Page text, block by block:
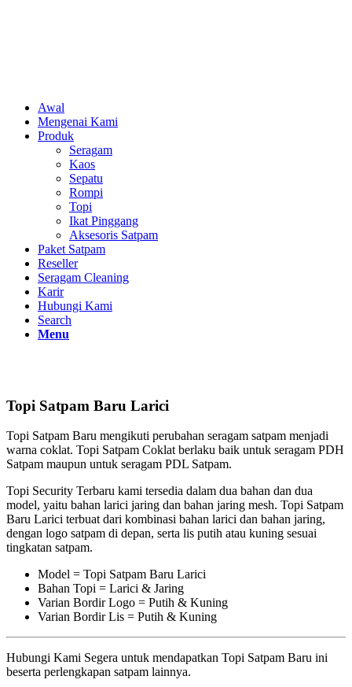
Awal
Mengenai Kami
Produk
Seragam
Kaos
Sepatu
Rompi
Topi
Ikat Pinggang
Aksesoris Satpam
Paket Satpam
Reseller
Seragam Cleaning
Karir
Hubungi Kami
Search
Menu
Topi Satpam Baru Larici
Topi Satpam Baru mengikuti perubahan seragam satpam menjadi
warna coklat. Topi Satpam Coklat berlaku baik untuk seragam PDH
Satpam maupun untuk seragam PDL Satpam.
Topi Security Terbaru kami tersedia dalam dua bahan dan dua
model, yaitu bahan larici jaring dan bahan jaring mesh. Topi Satpam
Baru Larici terbuat dari kombinasi bahan larici dan bahan jaring,
dengan logo satpam di depan, serta lis putih atau kuning sesuai
tingkatan satpam.
Model = Topi Satpam Baru Larici
Bahan Topi = Larici & Jaring
Varian Bordir Logo = Putih & Kuning
Varian Bordir Lis = Putih & Kuning
Hubungi Kami Segera untuk mendapatkan Topi Satpam Baru ini
beserta perlengkapan satpam lainnya.